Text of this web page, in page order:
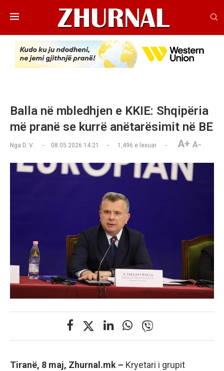
Balla në mbledhjen e KKIE: Shqipëria
më pranë se kurrë anëtarësimit në BE
Nga D. V. 08.05.2026 14:21 1,496 e lexuar A+ A-
Tiranë, 8 maj, Zhurnal.mk – Kryetari i grupit